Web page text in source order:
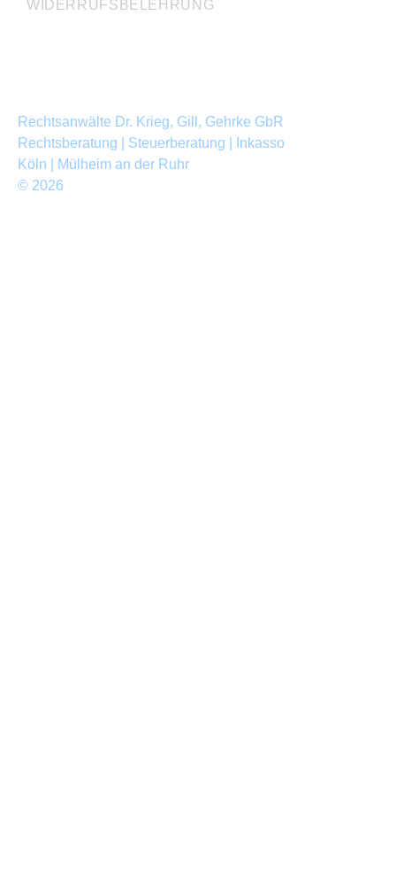
WIDERRUFSBELEHRUNG
Rechtsanwälte Dr. Krieg, Gill, Gehrke GbR
Rechtsberatung | Steuerberatung | Inkasso
Köln | Mülheim an der Ruhr
© 2026